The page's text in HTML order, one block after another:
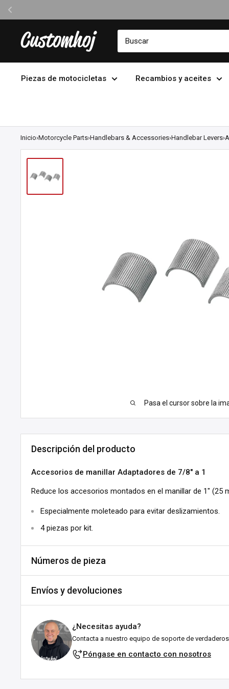
directamente
Customhoj
Piezas de motocicletas Recambios y aceites
Inicio›Motorcycle Parts›Handlebars & Accessories›Handlebar Levers›
Pasa el cursor sobre la
Descripción del producto
Accesorios de manillar Adaptadores de 7/8" a 1
Reduce los accesorios montados en el manillar de 1" (25
Especialmente moleteado para evitar deslizamientos.
4 piezas por kit.
Números de pieza
DPN:242000
Envíos y devoluciones
Todos los pedidos se envían desde nuestro almacén en
esforzamos por enviarlos lo antes posible!
¿Necesitas ayuda?
Contacta a nuestro equipo de soporte de
Póngase en contacto con nosotros